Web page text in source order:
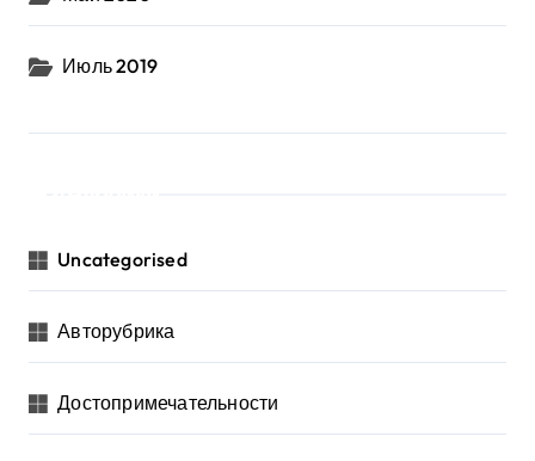
Июль 2019
Uncategorised
Авторубрика
Достопримечательности